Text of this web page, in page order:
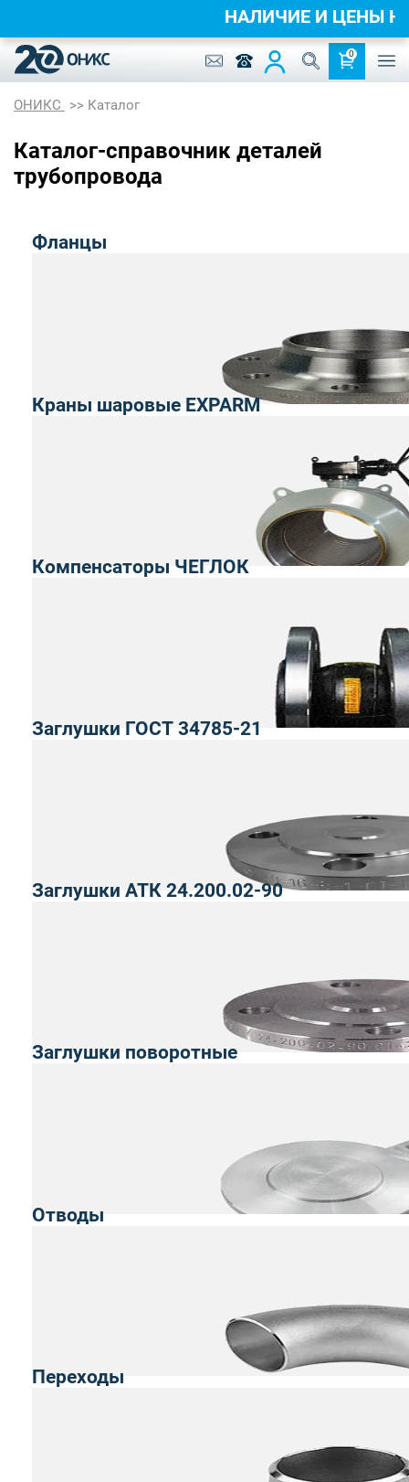
0
ОНИКС Каталог
Каталог-справочник деталей
трубопровода
Фланцы
Краны шаровые EXPARM
Компенсаторы ЧЕГЛОК
Заглушки ГОСТ 34785-21
Заглушки АТК 24.200.02-90
Заглушки поворотные
Отводы
Переходы
НАЛИЧИЕ И